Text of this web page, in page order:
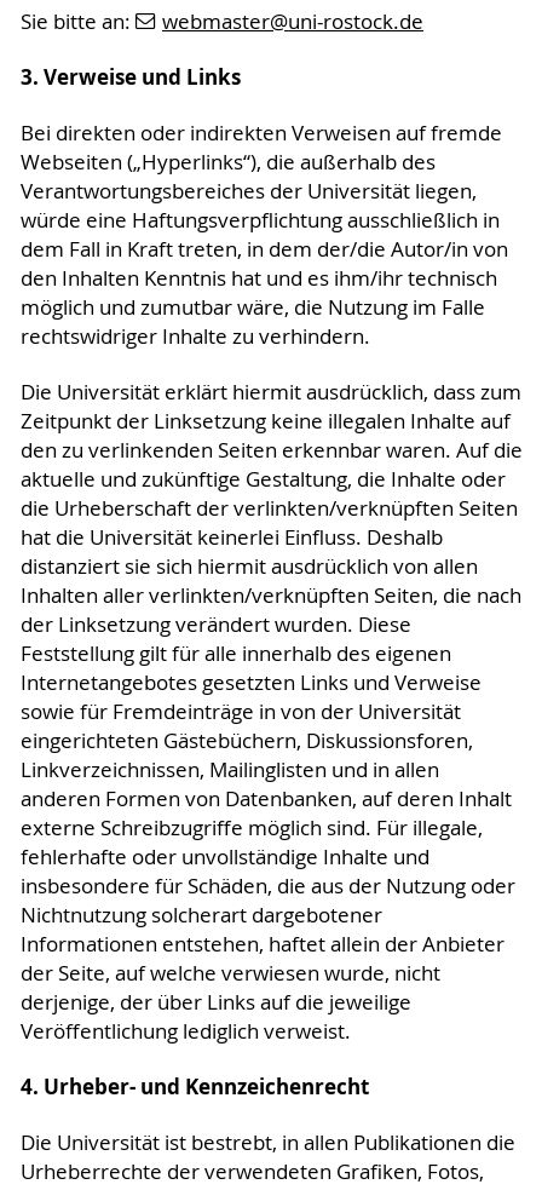
Sie bitte an:
webmaster@uni-rostock.de
3. Verweise und Links
Bei direkten oder indirekten Verweisen auf fremde
Webseiten („Hyperlinks“), die außerhalb des
Verantwortungsbereiches der Universität liegen,
würde eine Haftungsverpflichtung ausschließlich in
dem Fall in Kraft treten, in dem der/die Autor/in von
den Inhalten Kenntnis hat und es ihm/ihr technisch
möglich und zumutbar wäre, die Nutzung im Falle
rechtswidriger Inhalte zu verhindern.
Die Universität erklärt hiermit ausdrücklich, dass zum
Zeitpunkt der Linksetzung keine illegalen Inhalte auf
den zu verlinkenden Seiten erkennbar waren. Auf die
aktuelle und zukünftige Gestaltung, die Inhalte oder
die Urheberschaft der verlinkten/verknüpften Seiten
hat die Universität keinerlei Einfluss. Deshalb
distanziert sie sich hiermit ausdrücklich von allen
Inhalten aller verlinkten/verknüpften Seiten, die nach
der Linksetzung verändert wurden. Diese
Feststellung gilt für alle innerhalb des eigenen
Internetangebotes gesetzten Links und Verweise
sowie für Fremdeinträge in von der Universität
eingerichteten Gästebüchern, Diskussionsforen,
Linkverzeichnissen, Mailinglisten und in allen
anderen Formen von Datenbanken, auf deren Inhalt
externe Schreibzugriffe möglich sind. Für illegale,
fehlerhafte oder unvollständige Inhalte und
insbesondere für Schäden, die aus der Nutzung oder
Nichtnutzung solcherart dargebotener
Informationen entstehen, haftet allein der Anbieter
der Seite, auf welche verwiesen wurde, nicht
derjenige, der über Links auf die jeweilige
Veröffentlichung lediglich verweist.
4. Urheber- und Kennzeichenrecht
Die Universität ist bestrebt, in allen Publikationen die
Urheberrechte der verwendeten Grafiken, Fotos,